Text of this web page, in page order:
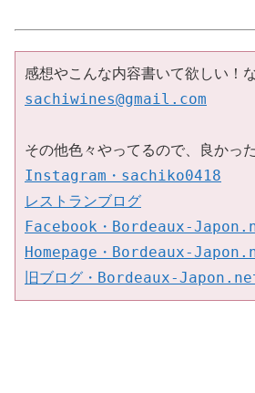
sachiwines@gmail.com
Instagram ・ sachiko0418
レストランブログ
Facebook ・ Bordeaux-
Homepage ・ Bordeaux-
旧ブログ・ Bordeaux-